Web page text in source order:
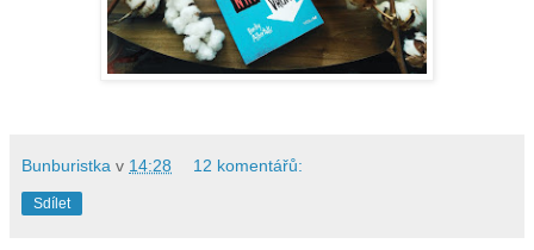
Bunburistka v 14:28 12 komentářů:
Sdílet